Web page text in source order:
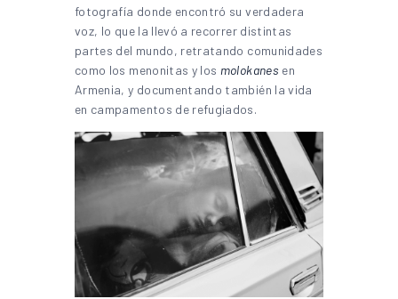
fotografía donde encontró su verdadera
voz, lo que la llevó a recorrer distintas
partes del mundo, retratando comunidades
como los menonitas y los molokanesen
Armenia, y documentando también la vida
en campamentos de refugiados.